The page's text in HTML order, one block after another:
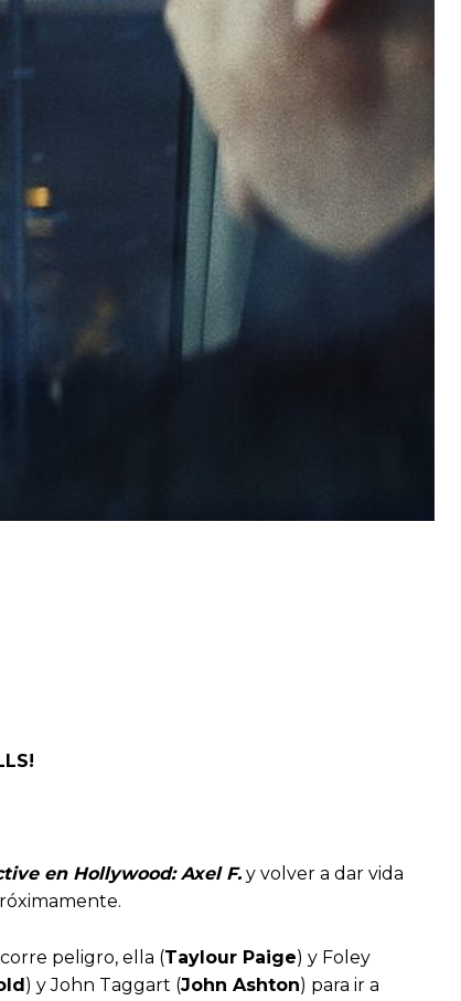
en Hollywood: Axel F. y volver a dar vida
peligro, ella (Taylour Paige) y Foley
) y John Taggart (John Ashton) para ir a